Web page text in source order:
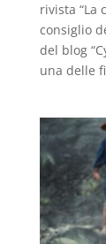
rivista “La
consiglio
del blog
una delle